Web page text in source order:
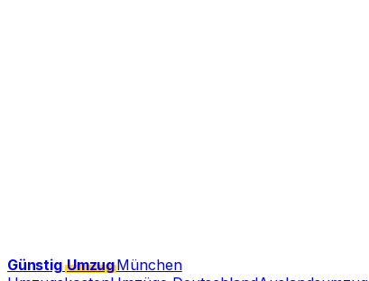
GünstigUmzugMünchen